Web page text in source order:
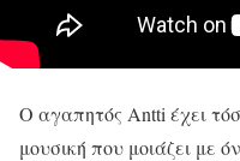
Ο αγαπητός Antti έχει
μουσική που μοιάζει με